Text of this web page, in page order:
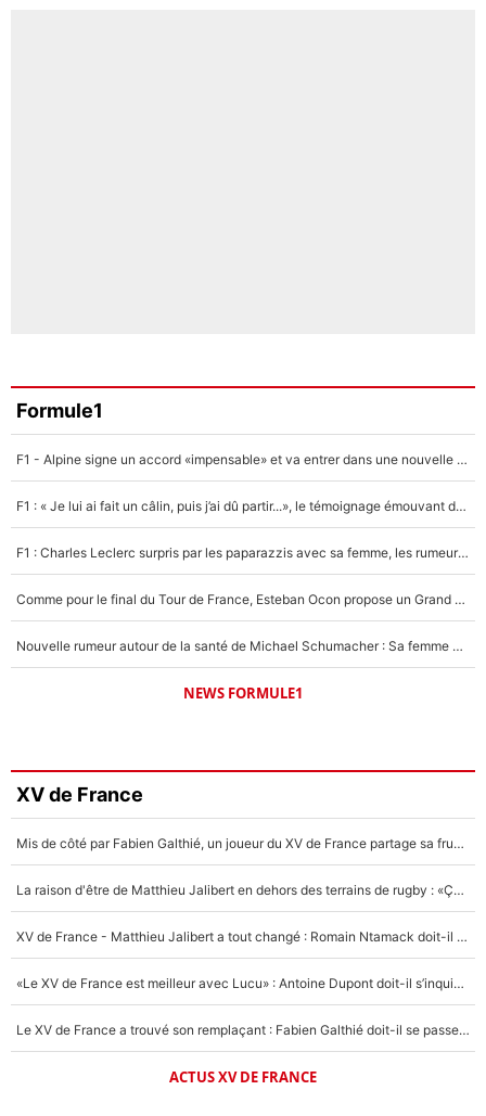
Formule1
F1 - Alpine signe un accord «impensable» et va entrer dans une nouvelle dimension : Grande nouvelle pour Pierre Gasly !
F1 : « Je lui ai fait un câlin, puis j’ai dû partir...», le témoignage émouvant de Max Verstappen sur sa fille
F1 : Charles Leclerc surpris par les paparazzis avec sa femme, les rumeurs étaient vraies !
Comme pour le final du Tour de France, Esteban Ocon propose un Grand Prix de Formule 1 à Paris : «Autour de l’Arc de Triomphe, ce serait génial» !
Nouvelle rumeur autour de la santé de Michael Schumacher : Sa femme Corinna sort du silence
NEWS FORMULE1
XV de France
Mis de côté par Fabien Galthié, un joueur du XV de France partage sa frustration : «ils ne me l’ont pas dit tout de suite»
La raison d'être de Matthieu Jalibert en dehors des terrains de rugby : «Ça m'atteint autant que si tu touches à un membre de ma famille»
XV de France - Matthieu Jalibert a tout changé : Romain Ntamack doit-il s’inquiéter pour sa place à un an de la Coupe du monde ?
«Le XV de France est meilleur avec Lucu» : Antoine Dupont doit-il s’inquiéter pour sa place ?
Le XV de France a trouvé son remplaçant : Fabien Galthié doit-il se passer d'Antoine Dupont ?
ACTUS XV DE FRANCE